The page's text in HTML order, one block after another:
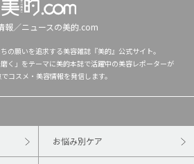
報／ニュースの美的.com
の願いを追求する美容雑誌『美的』公式サイト。
く」をテーマに美的本誌で活躍中の美容レポーターが
コスメ・美容情報を発信します。
お悩み別ケア